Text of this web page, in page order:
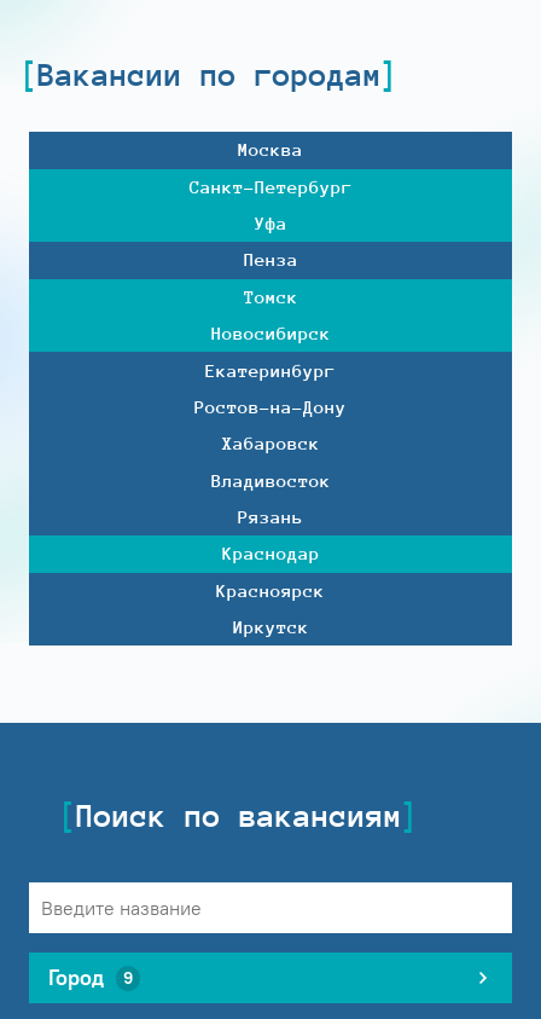
Вакансии по городам
Москва
Санкт-Петербург
Уфа
Пенза
Томск
Новосибирск
Екатеринбург
Ростов-на-Дону
Хабаровск
Владивосток
Рязань
Краснодар
Красноярск
Иркутск
Поиск по вакансиям
Город 9